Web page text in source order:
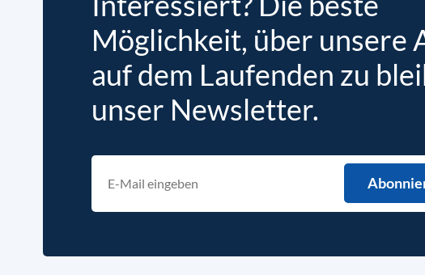
Möglichkeit, über unsere
auf dem Laufenden zu
unser Newsletter.